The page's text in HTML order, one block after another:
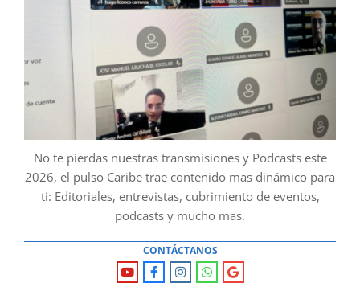
No te pierdas nuestras transmisiones y Podcasts este
2026, el pulso Caribe trae contenido mas dinámico para
ti: Editoriales, entrevistas, cubrimiento de eventos,
podcasts y mucho mas.
CONTÁCTANOS